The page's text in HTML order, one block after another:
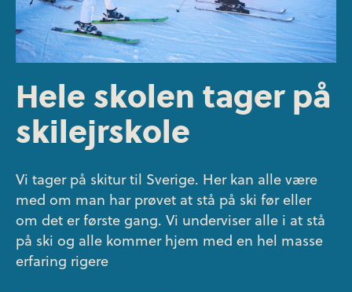
Hele skolen tager på
skilejrskole
Vi tager på skitur til Sverige. Her kan alle være
med om man har prøvet at stå på ski før eller
om det er første gang. Vi underviser alle i at stå
på ski og alle kommer hjem med en hel masse
erfaring rigere